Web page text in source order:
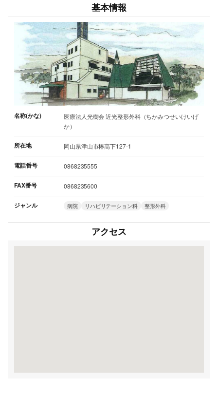
基本情報
名称(かな)
医療法人光樹会 近光整形外科（ちかみつせいけいげ
か）
所在地 岡山県津山市椿高下127-1
電話番号 0868235555
FAX番号 0868235600
ジャンル 病院 リハビリテーション科 整形外科
アクセス